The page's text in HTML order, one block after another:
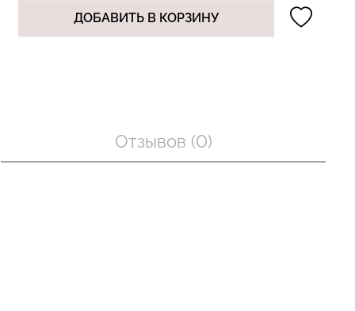
ДОБАВИТЬ В КОРЗИНУ
Отзывов (0)